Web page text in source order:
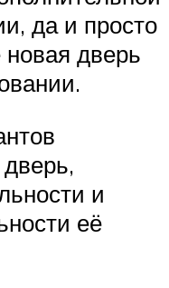
да и просто
дверь
и
её